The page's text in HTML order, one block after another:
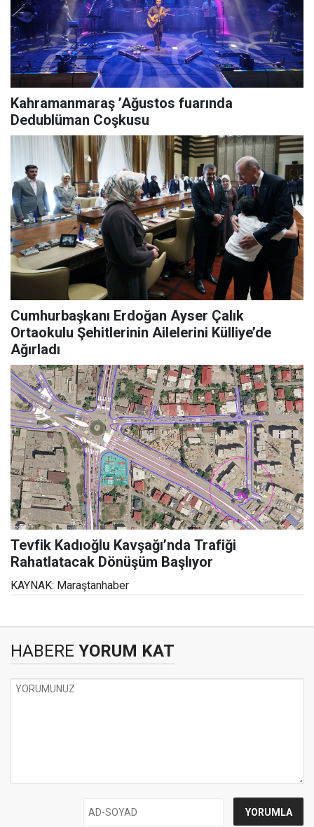
Kahramanmaraş ’Ağustos fuarında
Dedublüman Coşkusu
Cumhurbaşkanı Erdoğan Ayser Çalık
Ortaokulu Şehitlerinin Ailelerini Külliye’de
Ağırladı
Tevfik Kadıoğlu Kavşağı’nda Trafiği
Rahatlatacak Dönüşüm Başlıyor
KAYNAK: Maraştanhaber
HABERE YORUM KAT